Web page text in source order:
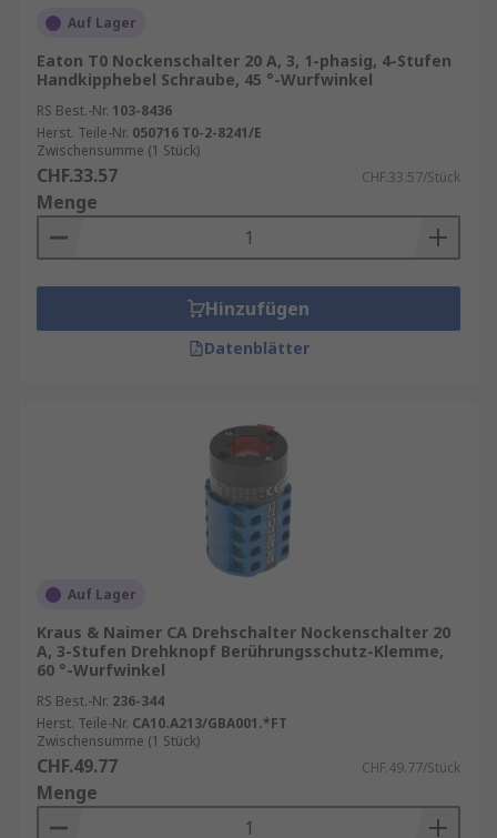
Auf Lager
Eaton T0 Nockenschalter 20 A, 3, 1-phasig, 4-Stufen
Handkipphebel Schraube, 45 °-Wurfwinkel
RS Best.-Nr. 103-8436
Herst. Teile-Nr. 050716 T0-2-8241/E
Zwischensumme (1 Stück)
CHF.33.57 CHF.33.57/Stück
Menge
Hinzufügen
Datenblätter
Auf Lager
Kraus & Naimer CA Drehschalter Nockenschalter 20
A, 3-Stufen Drehknopf Berührungsschutz-Klemme,
60 °-Wurfwinkel
RS Best.-Nr. 236-344
Herst. Teile-Nr. CA10.A213/GBA001.*FT
Zwischensumme (1 Stück)
CHF.49.77 CHF.49.77/Stück
Menge